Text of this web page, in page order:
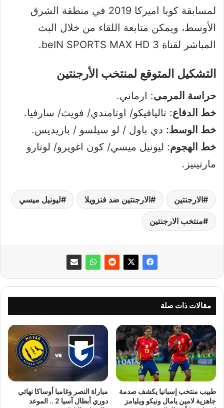
لمسابقة كوبا اميركا 2019 في منطقة الشرق
الأوسط، ويمكن متابعة اللقاء من خلال البث
المباشر لقناة beIN SPORTS MAX HD 3.
التشكيل المتوقع لمنتخب الأرجنتين
حراسة المرمى: ارماني.
خط الدفاع: تاليافيكو/ اوتامندي/ فويث/ سارفيا.
خط الوسط: دي باول / لو سيلسو / باريديس.
خط الهجوم: ليونيل ميسي/ كون اغويرو/ لوتارو
مارتينيز.
الارجنتين الارجنتين ضد فنزويلا ليونيل ميسي
منتخب الارجنتين
مقالات ذات صلة
طبيب منتخب إسبانيا يكشف صدمة
جاهزية لامين يامال ونيكو ويليامز
مباراة النصر وغامبا أوساكا نهائي
دوري أبطال آسيا 2 .. الموعد